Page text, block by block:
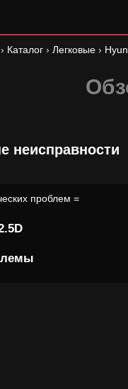
› Каталог › Легковые ›
неисправности
проблем =